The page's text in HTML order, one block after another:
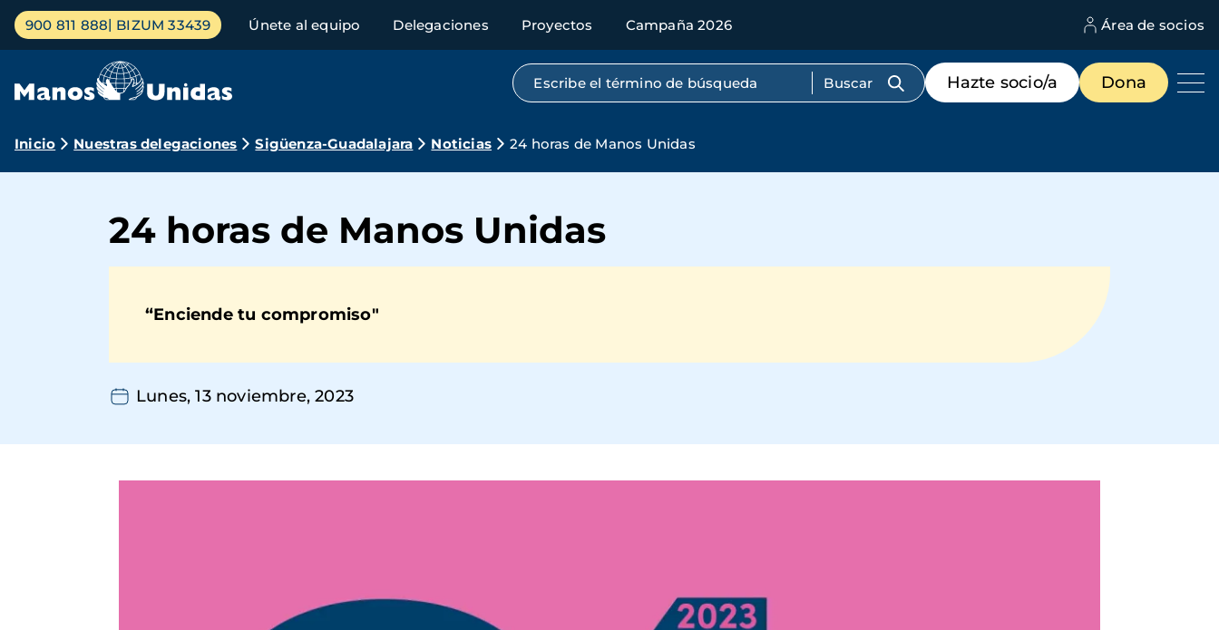
Pasar
contenido
Menú
principal
900 811 888 BIZUM 33439 Únete al equipo Delegaciones Proyectos Campaña 2026 Área de socios
Búsqueda por texto completo
Menú
de
destacados
Hazte socio/a Dona
Ruta
navegación
Inicio Nuestras delegaciones Sigüenza-Guadalajara Noticias 24 horas de Manos Unidas
24 horas de Manos Unidas
“Enciende tu compromiso"
Lunes, 13 noviembre, 2023